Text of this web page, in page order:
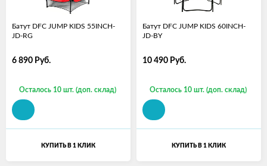
Батут DFC JUMP KIDS 55INCH-
JD-RG
6 890 Руб.
Осталось 10 шт. (доп. склад)
КУПИТЬ В 1 КЛИК
Батут DFC JUMP KIDS 60INCH-
JD-BY
10 490 Руб.
Осталось 10 шт. (доп. склад)
КУПИТЬ В 1 КЛИК